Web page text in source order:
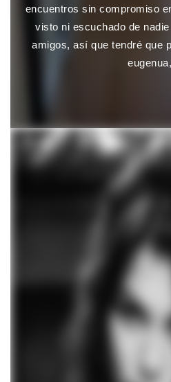
encuentros sin compromiso
visto ni escuchado de
amigos, así que tendré que